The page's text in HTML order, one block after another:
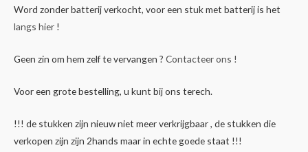
Word zonder batterij verkocht, voor een stuk met batterij is het
langs hier !
Geen zin om hem zelf te vervangen ? Contacteer ons !
Voor een grote bestelling, u kunt bij ons terech.
!!! de stukken zijn nieuw niet meer verkrijgbaar , de stukken die
verkopen zijn zijn 2hands maar in echte goede staat !!!